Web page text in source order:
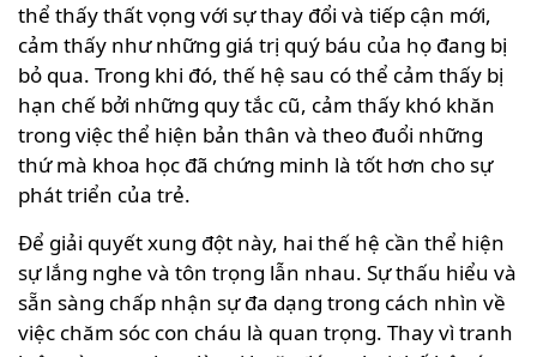
thể thấy thất vọng với sự thay đổi và tiếp cận mới,
cảm thấy như những giá trị quý báu của họ đang bị
bỏ qua. Trong khi đó, thế hệ sau có thể cảm thấy bị
hạn chế bởi những quy tắc cũ, cảm thấy khó khăn
trong việc thể hiện bản thân và theo đuổi những
thứ mà khoa học đã chứng minh là tốt hơn cho sự
phát triển của trẻ.
Để giải quyết xung đột này, hai thế hệ cần thể hiện
sự lắng nghe và tôn trọng lẫn nhau. Sự thấu hiểu và
sẵn sàng chấp nhận sự đa dạng trong cách nhìn về
việc chăm sóc con cháu là quan trọng. Thay vì tranh